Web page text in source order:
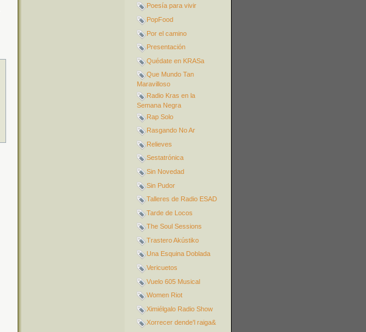
Poesía para vivir
PopFood
Por el camino
Presentación
Quédate en KRASa
Que Mundo Tan
Maravilloso
Radio Kras en la
Semana Negra
Rap Solo
Rasgando No Ar
Relieves
Sestatrónica
Sin Novedad
Sin Pudor
Talleres de Radio ESAD
Tarde de Locos
The Soul Sessions
Trastero Akústiko
Una Esquina Doblada
Vericuetos
Vuelo 605 Musical
Women Riot
Ximiélgalo Radio Show
Xorrecer dende'l raiga&